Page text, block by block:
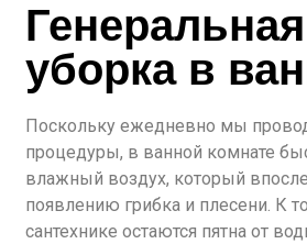
Генеральная
уборка в
Поскольку ежедневно мы
процедуры, в ванной комнате
влажный воздух, который
появлению грибка и плесени. К
сантехнике остаются пятна от